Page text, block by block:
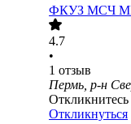
ФКУЗ МСЧ
4.7
•
1 отзыв
Пермь, р-н
Откликнуться